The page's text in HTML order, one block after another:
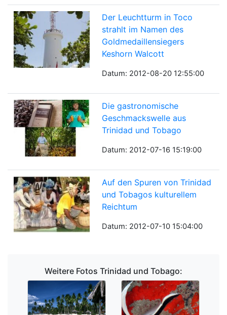
Der Leuchtturm in Toco
strahlt im Namen des
Goldmedaillensiegers
Keshorn Walcott
Datum: 2012-08-20 12:55:00
Die gastronomische
Geschmackswelle aus
Trinidad und Tobago
Datum: 2012-07-16 15:19:00
Auf den Spuren von Trinidad
und Tobagos kulturellem
Reichtum
Datum: 2012-07-10 15:04:00
Weitere Fotos Trinidad und Tobago: